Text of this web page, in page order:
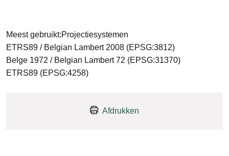
Meest gebruikt:Projectiesystemen
ETRS89 / Belgian Lambert 2008 (EPSG:3812)
Belge 1972 / Belgian Lambert 72 (EPSG:31370)
ETRS89 (EPSG:4258)
Afdrukken